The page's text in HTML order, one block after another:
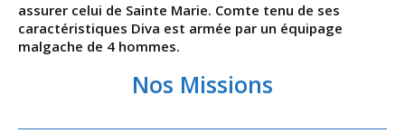
assurer celui de Sainte Marie. Comte tenu de ses
caractéristiques Diva est armée par un équipage
malgache de 4 hommes.
Nos Missions